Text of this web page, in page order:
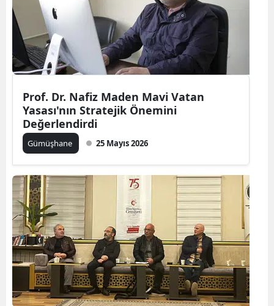
Çorum
Denizli
Diyarbakır
Edirne
Erzurum
Eskişehir
Gaziantep
Giresun
Gümüşhane
Hakkari
Prof. Dr. Nafiz Maden Mavi Vatan
Yasası'nın Stratejik Önemini
Değerlendirdi
Gümüşhane 25 Mayıs 2026